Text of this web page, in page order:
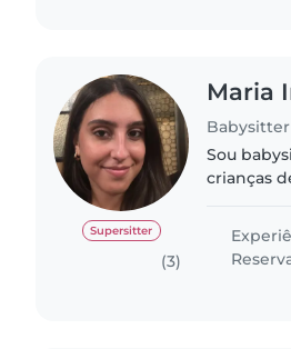
Supersitter
(3)
Maria
Sou
crianças
se